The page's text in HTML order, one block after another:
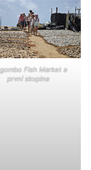
Fish Market a
první skupina